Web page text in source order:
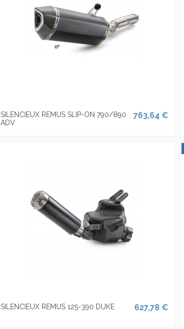
SILENCIEUX REMUS SLIP-ON 790/890
ADV
763,64 €
SILENCIEUX REMUS 125-390 DUKE 627,78 €